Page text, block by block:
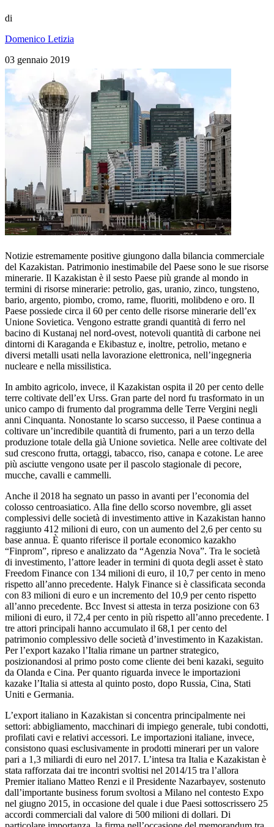
di
Domenico Letizia
03 gennaio 2019
Notizie estremamente positive giungono dalla bilancia commerciale
del Kazakistan. Patrimonio inestimabile del Paese sono le sue risorse
minerarie. Il Kazakistan è il sesto Paese più grande al mondo in
termini di risorse minerarie: petrolio, gas, uranio, zinco, tungsteno,
bario, argento, piombo, cromo, rame, fluoriti, molibdeno e oro. Il
Paese possiede circa il 60 per cento delle risorse minerarie dell’ex
Unione Sovietica. Vengono estratte grandi quantità di ferro nel
bacino di Kustanaj nel nord-ovest, notevoli quantità di carbone nei
dintorni di Karaganda e Ekibastuz e, inoltre, petrolio, metano e
diversi metalli usati nella lavorazione elettronica, nell’ingegneria
nucleare e nella missilistica.
In ambito agricolo, invece, il Kazakistan ospita il 20 per cento delle
terre coltivate dell’ex Urss. Gran parte del nord fu trasformato in un
unico campo di frumento dal programma delle Terre Vergini negli
anni Cinquanta. Nonostante lo scarso successo, il Paese continua a
coltivare un’incredibile quantità di frumento, pari a un terzo della
produzione totale della già Unione sovietica. Nelle aree coltivate del
sud crescono frutta, ortaggi, tabacco, riso, canapa e cotone. Le aree
più asciutte vengono usate per il pascolo stagionale di pecore,
mucche, cavalli e cammelli.
Anche il 2018 ha segnato un passo in avanti per l’economia del
colosso centroasiatico. Alla fine dello scorso novembre, gli asset
complessivi delle società di investimento attive in Kazakistan hanno
raggiunto 412 milioni di euro, con un aumento del 2,6 per cento su
base annua. È quanto riferisce il portale economico kazakho
“Finprom”, ripreso e analizzato da “Agenzia Nova”. Tra le società
di investimento, l’attore leader in termini di quota degli asset è stato
Freedom Finance con 134 milioni di euro, il 10,7 per cento in meno
rispetto all’anno precedente. Halyk Finance si è classificata seconda
con 83 milioni di euro e un incremento del 10,9 per cento rispetto
all’anno precedente. Bcc Invest si attesta in terza posizione con 63
milioni di euro, il 72,4 per cento in più rispetto all’anno precedente. I
tre attori principali hanno accumulato il 68,1 per cento del
patrimonio complessivo delle società d’investimento in Kazakistan.
Per l’export kazako l’Italia rimane un partner strategico,
posizionandosi al primo posto come cliente dei beni kazaki, seguito
da Olanda e Cina. Per quanto riguarda invece le importazioni
kazake l’Italia si attesta al quinto posto, dopo Russia, Cina, Stati
Uniti e Germania.
L’export italiano in Kazakistan si concentra principalmente nei
settori: abbigliamento, macchinari di impiego generale, tubi condotti,
profilati cavi e relativi accessori. Le importazioni italiane, invece,
consistono quasi esclusivamente in prodotti minerari per un valore
pari a 1,3 miliardi di euro nel 2017. L’intesa tra Italia e Kazakistan è
stata rafforzata dai tre incontri svoltisi nel 2014/15 tra l’allora
Premier italiano Matteo Renzi e il Presidente Nazarbayev, sostenuto
dall’importante business forum svoltosi a Milano nel contesto Expo
nel giugno 2015, in occasione del quale i due Paesi sottoscrissero 25
accordi commerciali dal valore di 500 milioni di dollari. Di